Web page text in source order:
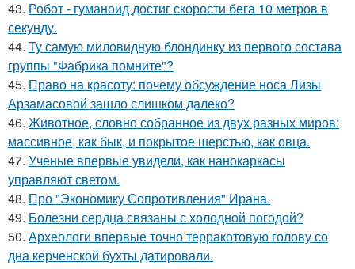
43. Робот - гуманоид достиг скорости бега 10 метров в
секунду.
44. Ту самую миловидную блондинку из первого состава
группы "Фабрика помните"?
45. Право на красоту: почему обсуждение носа Лизы
Арзамасовой зашло слишком далеко?
46. Животное, словно собранное из двух разных миров:
массивное, как бык, и покрытое шерстью, как овца.
47. Ученые впервые увидели, как нанокаркасы
управляют светом.
48. Про "Экономику Сопротивления" Ирана.
49. Болезни сердца связаны с холодной погодой?
50. Археологи впервые точно терракотовую голову со
дна керченской бухты датировали.